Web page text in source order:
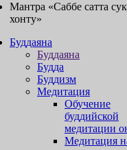
Мантра «Саббе сатта
хонту»
Буддаяна
Буддаяна
Будда
Буддизм
Медитация
Обучение
буддийской
медитации
Медитация